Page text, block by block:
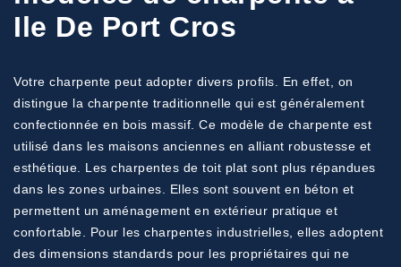
Ile De Port Cros
Votre charpente peut adopter divers profils. En effet, on
distingue la charpente traditionnelle qui est généralement
confectionnée en bois massif. Ce modèle de charpente est
utilisé dans les maisons anciennes en alliant robustesse et
esthétique. Les charpentes de toit plat sont plus répandues
dans les zones urbaines. Elles sont souvent en béton et
permettent un aménagement en extérieur pratique et
confortable. Pour les charpentes industrielles, elles adoptent
des dimensions standards pour les propriétaires qui ne